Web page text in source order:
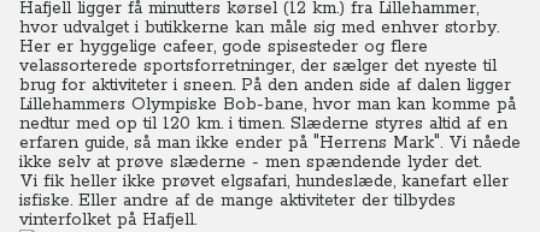
Hafjell ligger få minutters kørsel (12 km.) fra Lillehammer,
hvor udvalget i butikkerne kan måle sig med enhver storby.
Her er hyggelige cafeer, gode spisesteder og flere
velassorterede sportsforretninger, der sælger det nyeste til
brug for aktiviteter i sneen. På den anden side af dalen ligger
Lillehammers Olympiske Bob-bane, hvor man kan komme på
nedtur med op til 120 km. i timen. Slæderne styres altid af en
erfaren guide, så man ikke ender på "Herrens Mark". Vi nåede
ikke selv at prøve slæderne - men spændende lyder det.
Vi fik heller ikke prøvet elgsafari, hundeslæde, kanefart eller
isfiske. Eller andre af de mange aktiviteter der tilbydes
vinterfolket på Hafjell.